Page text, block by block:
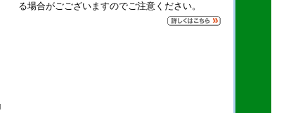
る場合がごございますのでご注意ください。